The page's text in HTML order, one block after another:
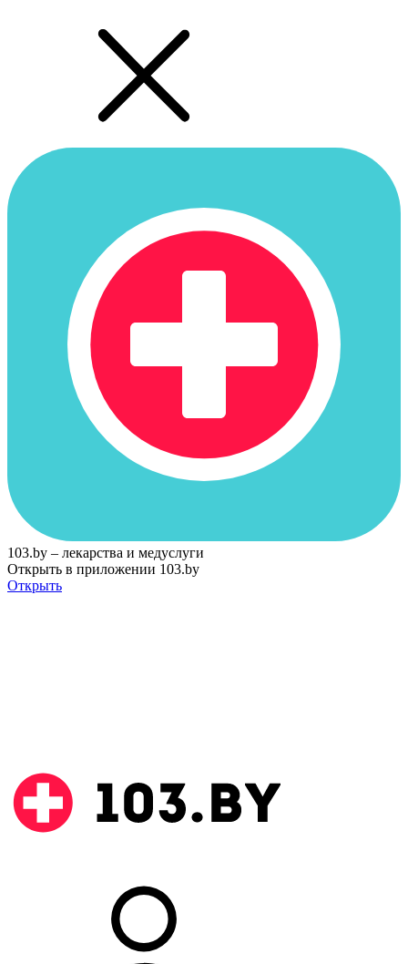
103.by – лекарства и медуслуги
Открыть в приложении 103.by
Открыть